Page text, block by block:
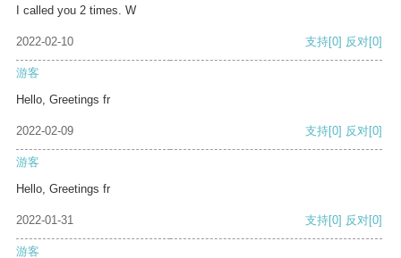
I called you 2 times. W
2022-02-10 支持[0] 反对[0]
游客
Hello, Greetings fr
2022-02-09 支持[0] 反对[0]
游客
Hello, Greetings fr
2022-01-31 支持[0] 反对[0]
游客